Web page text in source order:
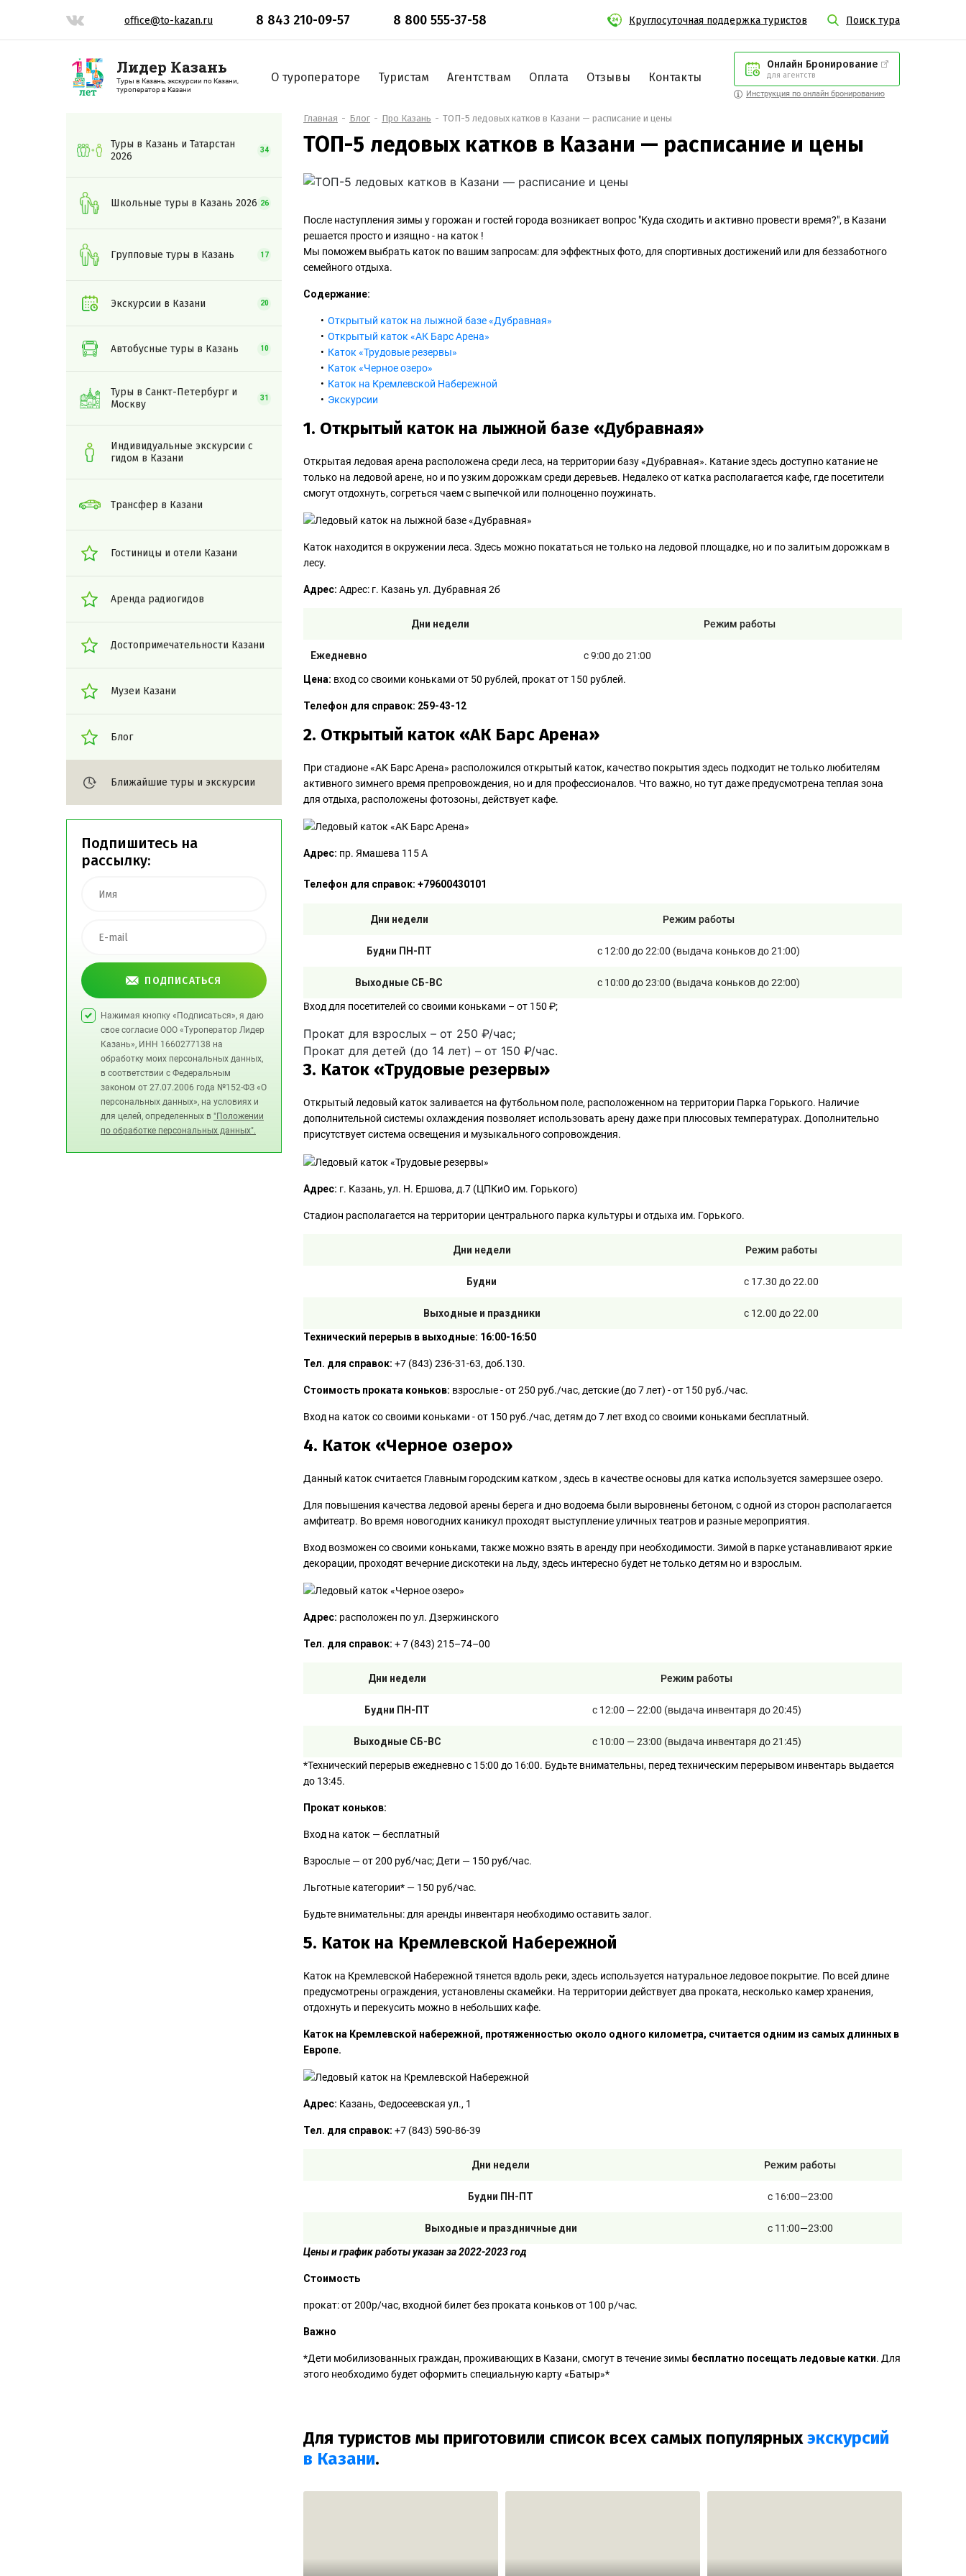
office@to-kazan.ru 8 843 210-09-57 8 800 555-37-58 Круглосуточная поддержка туристов Поиск тура
Лидер Казань
Туры в Казань, экскурсии по Казани,
туроператор в Казани
О туроператоре Туристам Агентствам Оплата Отзывы Контакты
Онлайн Бронирование
для агентств
Инструкция по онлайн бронированию
Туры в Казань и Татарстан
2026
34
Школьные туры в Казань 2026 26
Групповые туры в Казань 17
Экскурсии в Казани 20
Автобусные туры в Казань 10
Туры в Санкт-Петербург и
Москву
31
Индивидуальные экскурсии с
гидом в Казани
Трансфер в Казани
Гостиницы и отели Казани
Аренда радиогидов
Достопримечательности Казани
Музеи Казани
Блог
Ближайшие туры и экскурсии
Подпишитесь на
рассылку:
ПОДПИСАТЬСЯ
Нажимая кнопку «Подписаться», я даю
свое согласие ООО «Туроператор Лидер
Казань», ИНН 1660277138 на
обработку моих персональных данных,
в соответствии с Федеральным
законом от 27.07.2006 года №152-ФЗ «О
персональных данных», на условиях и
для целей, определенных в "Положении
по обработке персональных данных".
Главная Блог Про Казань ТОП-5 ледовых катков в Казани — расписание и цены
ТОП-5 ледовых катков в Казани — расписание и цены
После наступления зимы у горожан и гостей города возникает вопрос "Куда сходить и активно провести время?", в Казани
решается просто и изящно - на каток !
Мы поможем выбрать каток по вашим запросам: для эффектных фото, для спортивных достижений или для беззаботного
семейного отдыха.
Содержание:
Открытый каток на лыжной базе «Дубравная»
Открытый каток «АК Барс Арена»
Каток «Трудовые резервы»
Каток «Черное озеро»
Каток на Кремлевской Набережной
Экскурсии
1. Открытый каток на лыжной базе «Дубравная»
Открытая ледовая арена расположена среди леса, на территории базу «Дубравная». Катание здесь доступно катание не
только на ледовой арене, но и по узким дорожкам среди деревьев. Недалеко от катка располагается кафе, где посетители
смогут отдохнуть, согреться чаем с выпечкой или полноценно поужинать.
Каток находится в окружении леса. Здесь можно покататься не только на ледовой площадке, но и по залитым дорожкам в
лесу.
Адрес: Адрес: г. Казань ул. Дубравная 2б
Дни недели Режим работы
Ежедневно с 9:00 до 21:00
Цена: вход со своими коньками от 50 рублей, прокат от 150 рублей.
Телефон для справок: 259-43-12
2. Открытый каток «АК Барс Арена»
При стадионе «АК Барс Арена» расположился открытый каток, качество покрытия здесь подходит не только любителям
активного зимнего время препровождения, но и для профессионалов. Что важно, но тут даже предусмотрена теплая зона
для отдыха, расположены фотозоны, действует кафе.
Адрес: пр. Ямашева 115 А
Телефон для справок: +79600430101
Дни недели Режим работы
Будни ПН-ПТ с 12:00 до 22:00 (выдача коньков до 21:00)
Выходные СБ-ВС с 10:00 до 23:00 (выдача коньков до 22:00)
Вход для посетителей со своими коньками – от 150 ₽;
Прокат для взрослых – от 250 ₽/час;
Прокат для детей (до 14 лет) – от 150 ₽/час.
3. Каток «Трудовые резервы»
Открытый ледовый каток заливается на футбольном поле, расположенном на территории Парка Горького. Наличие
дополнительной системы охлаждения позволяет использовать арену даже при плюсовых температурах. Дополнительно
присутствует система освещения и музыкального сопровождения.
Адрес: г. Казань, ул. Н. Ершова, д.7 (ЦПКиО им. Горького)
Стадион располагается на территории центрального парка культуры и отдыха им. Горького.
Дни недели Режим работы
Будни с 17.30 до 22.00
Выходные и праздники с 12.00 до 22.00
Технический перерыв в выходные: 16:00-16:50
Тел. для справок: +7 (843) 236-31-63, доб.130.
Стоимость проката коньков: взрослые - от 250 руб./час, детские (до 7 лет) - от 150 руб./час.
Вход на каток со своими коньками - от 150 руб./час, детям до 7 лет вход со своими коньками бесплатный.
4. Каток «Черное озеро»
Данный каток считается Главным городским катком , здесь в качестве основы для катка используется замерзшее озеро.
Для повышения качества ледовой арены берега и дно водоема были выровнены бетоном, с одной из сторон располагается
амфитеатр. Во время новогодних каникул проходят выступление уличных театров и разные мероприятия.
Вход возможен со своими коньками, также можно взять в аренду при необходимости. Зимой в парке устанавливают яркие
декорации, проходят вечерние дискотеки на льду, здесь интересно будет не только детям но и взрослым.
Адрес: расположен по ул. Дзержинского
Тел. для справок: + 7 (843) 215–74–00
Дни недели Режим работы
Будни ПН-ПТ с 12:00 — 22:00 (выдача инвентаря до 20:45)
Выходные СБ-ВС с 10:00 — 23:00 (выдача инвентаря до 21:45)
*Технический перерыв ежедневно с 15:00 до 16:00. Будьте внимательны, перед техническим перерывом инвентарь выдается
до 13:45.
Прокат коньков:
Вход на каток — бесплатный
Взрослые — от 200 руб/час; Дети — 150 руб/час.
Льготные категории* — 150 руб/час.
Будьте внимательны: для аренды инвентаря необходимо оставить залог.
5. Каток на Кремлевской Набережной
Каток на Кремлевской Набережной тянется вдоль реки, здесь используется натуральное ледовое покрытие. По всей длине
предусмотрены ограждения, установлены скамейки. На территории действует два проката, несколько камер хранения,
отдохнуть и перекусить можно в небольших кафе.
Каток на Кремлевской набережной, протяженностью около одного километра, считается одним из самых длинных в
Европе.
Адрес: Казань, Федосеевская ул., 1
Тел. для справок: +7 (843) 590-86-39
Дни недели Режим работы
Будни ПН-ПТ с 16:00—23:00
Выходные и праздничные дни с 11:00—23:00
Цены и график работы указан за 2022-2023 год
Стоимость
прокат: от 200р/час, входной билет без проката коньков от 100 р/час.
Важно
*Дети мобилизованных граждан, проживающих в Казани, смогут в течение зимы бесплатно посещать ледовые катки. Для
этого необходимо будет оформить специальную карту «Батыр»*
Для туристов мы приготовили список всех самых популярныхэкскурсий
в Казани.